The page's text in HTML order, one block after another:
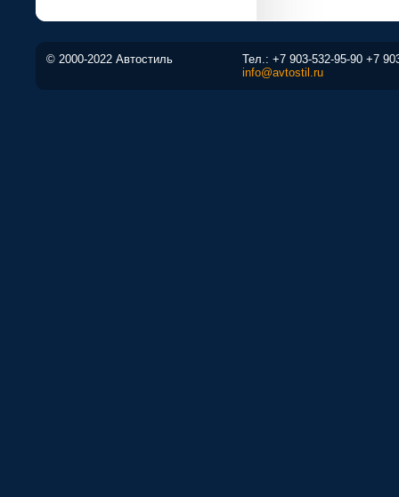
© 2000-2022 Автостиль Тел.: +7 903-532-95-90 +7
info@avtostil.ru